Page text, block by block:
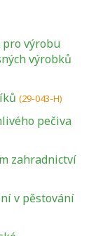
výrobu
výrobků
(29-043-H)
pečiva
zahradnictví
v pěstování